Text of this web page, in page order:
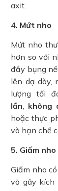
axit.
4. Mứt nho
Mứt nho
hơn so với
đầy bụng
lên dạ dày,
lượng tối
lần, không
hoặc thực
và hạn chế
5. Giấm
Giấm nho
và gây kích